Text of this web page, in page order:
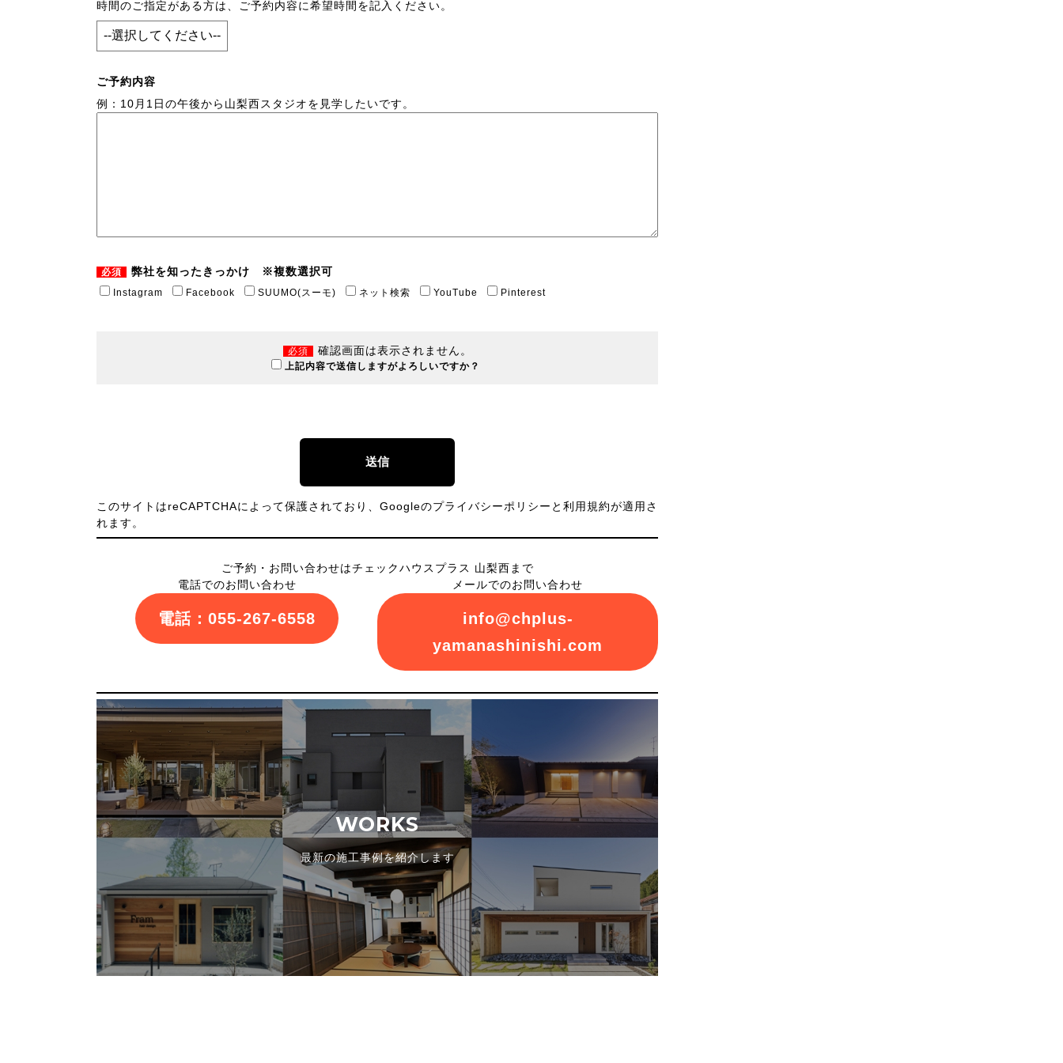
時間のご指定がある方は、ご予約内容に希望時間を記入ください。
ご予約内容
例：10月1日の午後から山梨西スタジオを見学したいです。
必須 弊社を知ったきっかけ ※複数選択可
Instagram Facebook SUUMO(スーモ) ネット検索 YouTube Pinterest
必須 確認画面は表示されません。
上記内容で送信しますがよろしいですか？
このサイトはreCAPTCHAによって保護されており、Googleのプライバシーポリシー と 利用規約が適用さ
れます。
ご予約・お問い合わせはチェックハウスプラス 山梨西まで
電話でのお問い合わせ
電話：055-267-6558
メールでのお問い合わせ
info@chplus-
yamanashinishi.com
WORKS
最新の施工事例を紹介します